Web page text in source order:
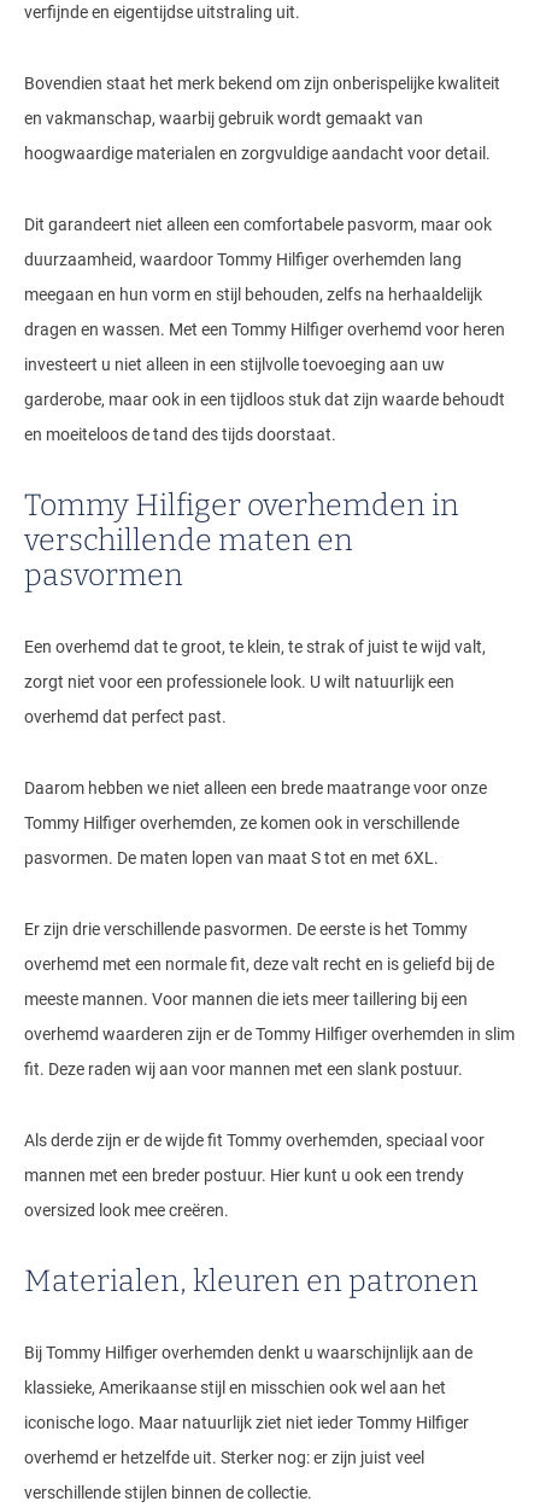
verfijnde en eigentijdse uitstraling uit.
Bovendien staat het merk bekend om zijn onberispelijke kwaliteit
en vakmanschap, waarbij gebruik wordt gemaakt van
hoogwaardige materialen en zorgvuldige aandacht voor detail.
Dit garandeert niet alleen een comfortabele pasvorm, maar ook
duurzaamheid, waardoor Tommy Hilfiger overhemden lang
meegaan en hun vorm en stijl behouden, zelfs na herhaaldelijk
dragen en wassen. Met een Tommy Hilfiger overhemd voor heren
investeert u niet alleen in een stijlvolle toevoeging aan uw
garderobe, maar ook in een tijdloos stuk dat zijn waarde behoudt
en moeiteloos de tand des tijds doorstaat.
Tommy Hilfiger overhemden in
verschillende maten en
pasvormen
Een overhemd dat te groot, te klein, te strak of juist te wijd valt,
zorgt niet voor een professionele look. U wilt natuurlijk een
overhemd dat perfect past.
Daarom hebben we niet alleen een brede maatrange voor onze
Tommy Hilfiger overhemden, ze komen ook in verschillende
pasvormen. De maten lopen van maat S tot en met 6XL.
Er zijn drie verschillende pasvormen. De eerste is het Tommy
overhemd met een normale fit, deze valt recht en is geliefd bij de
meeste mannen. Voor mannen die iets meer taillering bij een
overhemd waarderen zijn er de Tommy Hilfiger overhemden in slim
fit. Deze raden wij aan voor mannen met een slank postuur.
Als derde zijn er de wijde fit Tommy overhemden, speciaal voor
mannen met een breder postuur. Hier kunt u ook een trendy
oversized look mee creëren.
Materialen, kleuren en patronen
Bij Tommy Hilfiger overhemden denkt u waarschijnlijk aan de
klassieke, Amerikaanse stijl en misschien ook wel aan het
iconische logo. Maar natuurlijk ziet niet ieder Tommy Hilfiger
overhemd er hetzelfde uit. Sterker nog: er zijn juist veel
verschillende stijlen binnen de collectie.